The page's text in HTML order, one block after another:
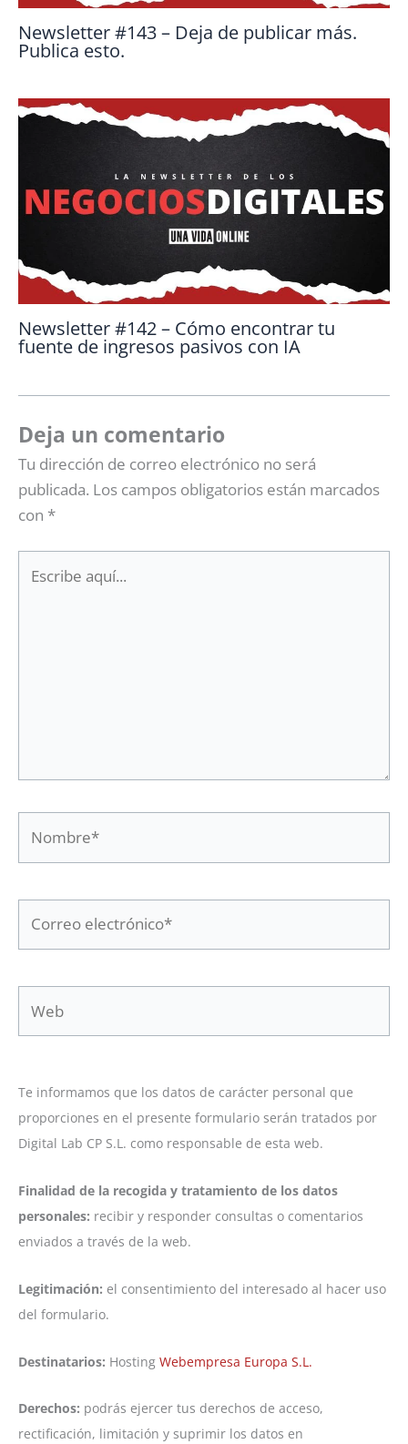
Newsletter #143 – Deja de publicar más.
Publica esto.
Newsletter #142 – Cómo encontrar tu
fuente de ingresos pasivos con IA
Deja un comentario
Tu dirección de correo electrónico no será
publicada. Los campos obligatorios están marcados
con *
aquí...
electrónico*
Te informamos que los datos de carácter personal que
proporciones en el presente formulario serán tratados por
Digital Lab CP S.L. como responsable de esta web.
Finalidad de la recogida y tratamiento de los datos
personales: recibir y responder consultas o comentarios
enviados a través de la web.
Legitimación: el consentimiento del interesado al hacer uso
del formulario.
Destinatarios: Hosting Webempresa Europa S.L.
Derechos: podrás ejercer tus derechos de acceso,
rectificación, limitación y suprimir los datos en